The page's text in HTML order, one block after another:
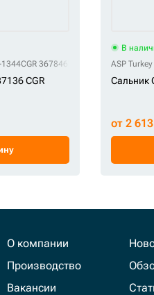
1344CGR 3678467 CGR 367-8467 CGR
CGR
В
ASP
Сальник
от 2
О компании
Производство
Вакансии